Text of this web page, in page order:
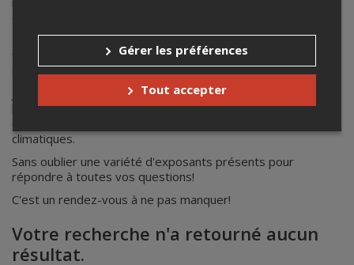
Mercredi 27 novembre: nouvelles technologies, horticulture
fruitière et petits fruits, adaptation aux changements
climatiques, ressources humaines.
Jeudi 28 novembre: horticulture fruitière pomme,
horticulture maraîchères en terres minérales, grandes
climatiques.
Sans oublier une variété d'exposants présents pour
répondre à toutes vos questions!
C'est un rendez-vous à ne pas manquer!
Votre recherche n'a retourné aucun
résultat.
Gérer les préférences
Tout accepter